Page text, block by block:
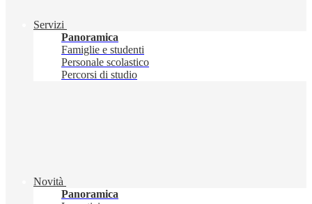
Servizi
Panoramica
Famiglie e studenti
Personale scolastico
Percorsi di studio
Novità
Panoramica